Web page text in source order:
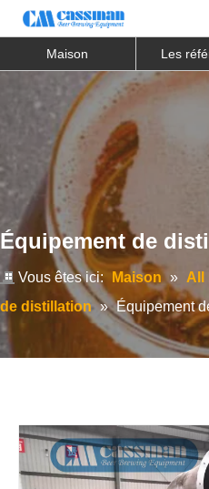
Maison Les
Équipement de
Vous êtes ici: Maison » All
de distillation » Équipement